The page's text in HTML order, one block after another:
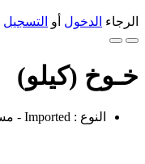
الرجاء الدخول أو التسجيل
خـوخ (كيلو)
النوع : Imported - مستورد